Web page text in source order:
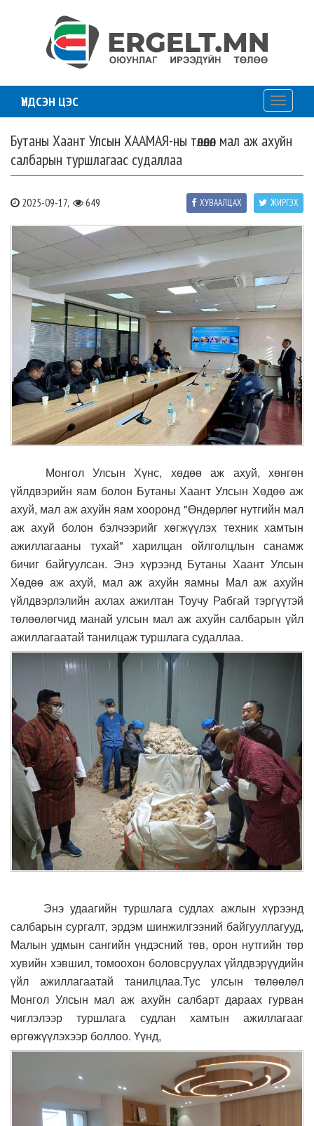
ҮНДСЭН ЦЭС
Toggle
Бутаны Хаант Улсын ХААМАЯ-ны төлөөлөл мал аж ахуйн
салбарын туршлагаас судаллаа
2025-09-17, 649 ЖИРГЭХ
ХУВААЛЦАХ
Монгол Улсын Хүнс, хөдөө аж ахуй, хөнгөн
үйлдвэрийн яам болон Бутаны Хаант Улсын Хөдөө аж
ахуй, мал аж ахуйн яам хооронд "Өндөрлөг нутгийн мал
аж ахуй болон бэлчээрийг хөгжүүлэх техник хамтын
ажиллагааны тухай" харилцан ойлголцлын санамж
бичиг байгуулсан. Энэ хүрээнд Бутаны Хаант Улсын
Хөдөө аж ахуй, мал аж ахуйн яамны Мал аж ахуйн
үйлдвэрлэлийн ахлах ажилтан Тоучу Рабгай тэргүүтэй
төлөөлөгчид манай улсын мал аж ахуйн салбарын үйл
ажиллагаатай танилцаж туршлага судаллаа.
Энэ удаагийн туршлага судлах ажлын хүрээнд
салбарын сургалт, эрдэм шинжилгээний байгууллагууд,
Малын удмын сангийн үндэсний төв, орон нутгийн төр
хувийн хэвшил, томоохон боловсруулах үйлдвэрүүдийн
үйл ажиллагаатай танилцлаа.Тус улсын төлөөлөл
Монгол Улсын мал аж ахуйн салбарт дараах гурван
чиглэлээр туршлага судлан хамтын ажиллагааг
өргөжүүлэхээр боллоо. Үүнд,